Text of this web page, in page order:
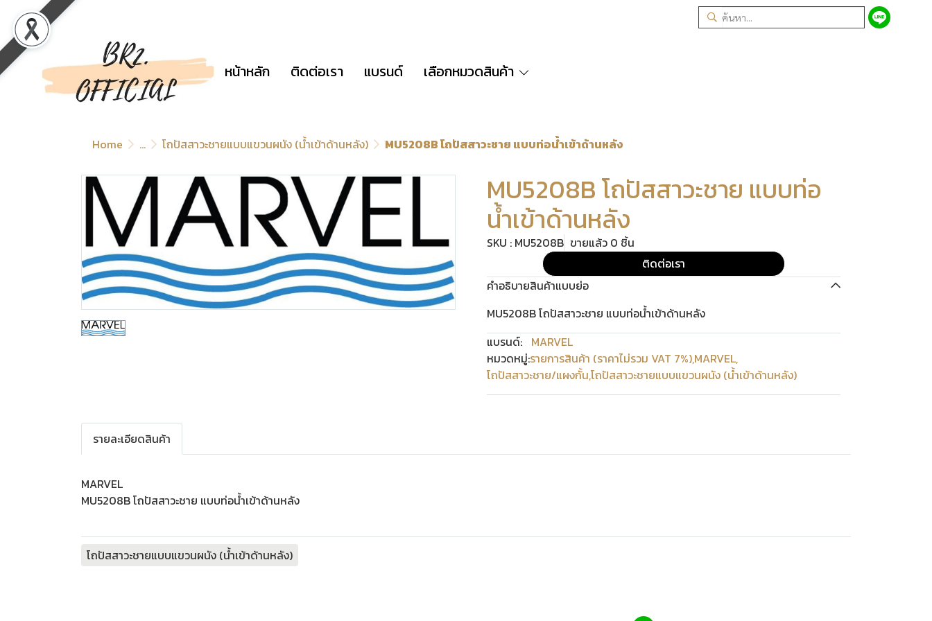
หน้าหลัก ติดต่อเรา แบรนด์ เลือกหมวดสินค้า
Home ... โถปัสสาวะชายแบบแขวนผนัง (น้ำเข้าด้านหลัง) MU5208B โถปัสสาวะชาย แบบท่อน้ำเข้าด้านหลัง
MU5208B โถปัสสาวะชาย แบบท่อ
น้ำเข้าด้านหลัง
SKU : MU5208B ขายแล้ว 0 ชิ้น
ติดต่อเรา
คำอธิบายสินค้าแบบย่อ
MU5208B โถปัสสาวะชาย แบบท่อน้ำเข้าด้านหลัง
แบรนด์: MARVEL
หมวดหมู่:รายการสินค้า (ราคาไม่รวม VAT 7%),MARVEL,
โถปัสสาวะชาย/แผงกั้น,โถปัสสาวะชายแบบแขวนผนัง (น้ำเข้าด้านหลัง)
รายละเอียดสินค้า
MARVEL
MU5208B โถปัสสาวะชาย แบบท่อน้ำเข้าด้านหลัง
โถปัสสาวะชายแบบแขวนผนัง (น้ำเข้าด้านหลัง)